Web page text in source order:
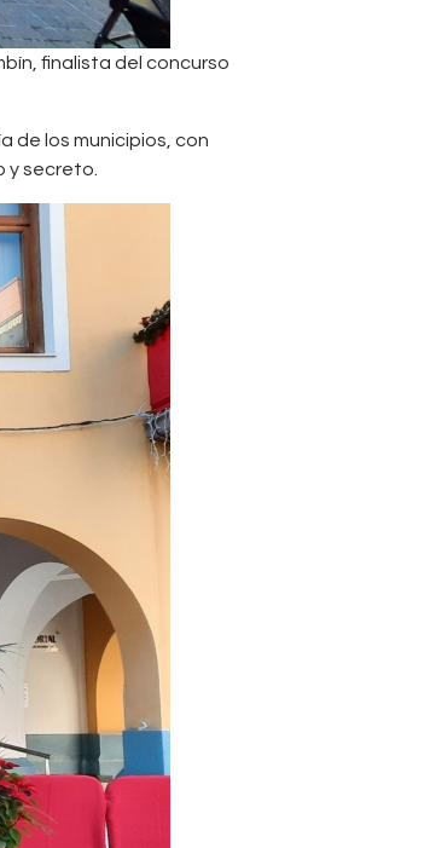
finalista del concurso
de los municipios, con
y secreto.